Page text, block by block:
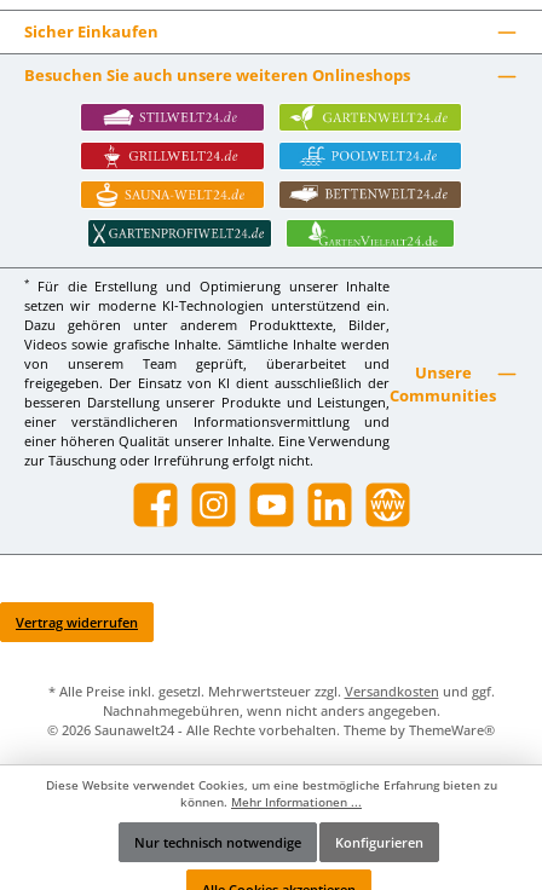
Sicher Einkaufen
Besuchen Sie auch unsere weiteren Onlineshops
*
Für die Erstellung und Optimierung unserer Inhalte
setzen wir moderne KI-Technologien unterstützend ein.
Dazu gehören unter anderem Produkttexte, Bilder,
Videos sowie grafische Inhalte. Sämtliche Inhalte werden
von unserem Team geprüft, überarbeitet und
freigegeben. Der Einsatz von KI dient ausschließlich der
besseren Darstellung unserer Produkte und Leistungen,
einer verständlicheren Informationsvermittlung und
einer höheren Qualität unserer Inhalte. Eine Verwendung
zur Täuschung oder Irreführung erfolgt nicht.
Unsere
Communities
Facebook InstagramYouTube LinkedIn Website
Vertrag widerrufen
* Alle Preise inkl. gesetzl. Mehrwertsteuer zzgl. Versandkosten und ggf.
Nachnahmegebühren, wenn nicht anders angegeben.
© 2026 Saunawelt24 - Alle Rechte vorbehalten. Theme by ThemeWare®
Werkzeugleiste anzeigen
Diese Website verwendet Cookies, um eine bestmögliche Erfahrung bieten zu
können. Mehr Informationen ...
Nur technisch notwendige Konfigurieren